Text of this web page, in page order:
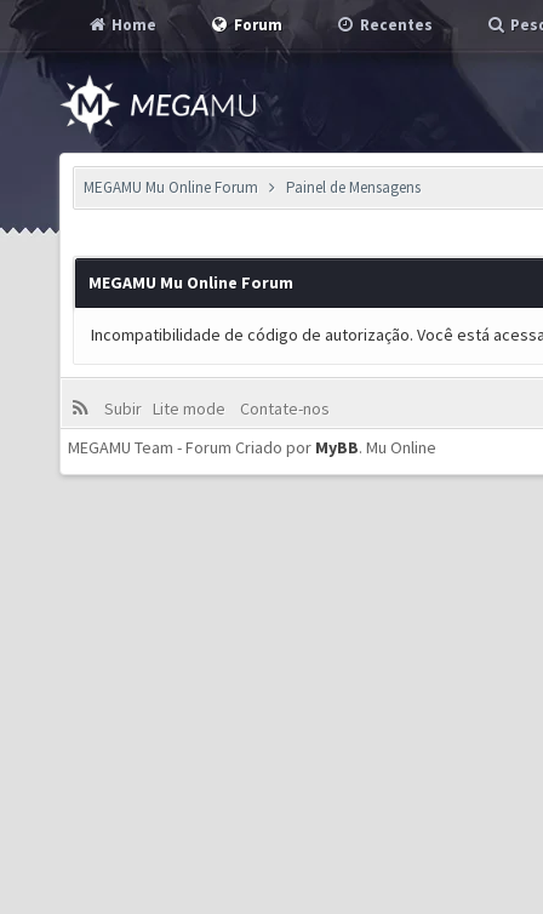
Home Forum Recentes
MEGAMU Mu Online Forum Painel de Mensagens
MEGAMU Mu Online Forum
Incompatibilidade de código de autorização. Você está
Subir Lite mode
Contate-nos
MEGAMU Team - Forum Criado por MyBB. Mu Online